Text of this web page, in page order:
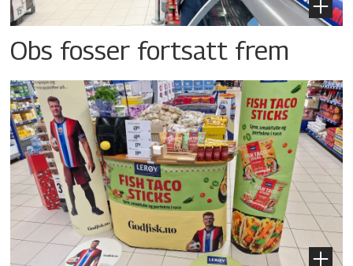
Obs fosser fortsatt frem